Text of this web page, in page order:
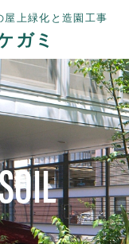
屋上緑化と造園工事
ガミ